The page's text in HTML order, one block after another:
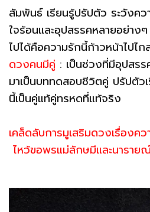
สัมพันธ์ เรียนรู้ปรัปตัว ระวังค
ใจร้อนและอุปสรรคหลายอย่าง
ไปได้คือความรักนี้ก้าวหน้าไปไก
ดวงคนมีคู่ : เป็นช่วงที่มีอุปสรร
มาเป็นบททดสอบชีวิตคู่ ปรัปตัว
นี้เป็นคู่แท้คู่ทรหดที่แท้จริง
เคล็ดลับการมูเสริมดวงเรื่อง
ไหว้ขอพรแม่ลักษมีและนาราย